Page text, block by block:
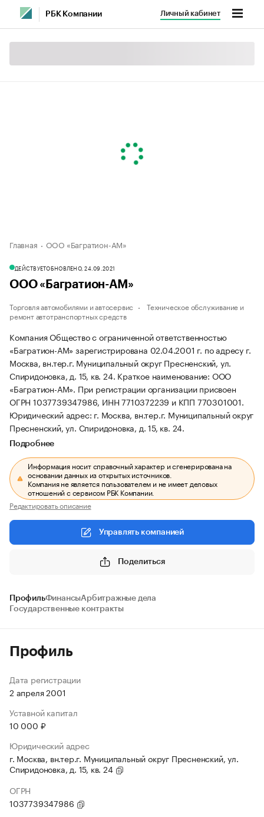
РБК Компании Личный кабинет
Главная ООО «Багратион-АМ»
ДЕЙСТВУЕТОБНОВЛЕНО, 24.09.2021
ООО «Багратион-АМ»
Торговля автомобилями и автосервис
Техническое обслуживание и
ремонт автотранспортных средств
Компания Общество с ограниченной ответственностью
«Багратион-АМ» зарегистрирована 02.04.2001 г. по адресу г.
Москва, вн.тер.г. Муниципальный округ Пресненский, ул.
Спиридоновка, д. 15, кв. 24. Краткое наименование: ООО
«Багратион-АМ». При регистрации организации присвоен
ОГРН 1037739347986, ИНН 7710372239 и КПП 770301001.
Юридический адрес: г. Москва, вн.тер.г. Муниципальный округ
Пресненский, ул. Спиридоновка, д. 15, кв. 24.
Подробнее
Информация носит справочный характер и сгенерирована на
основании данных из открытых источников.
Компания не является пользователем и не имеет деловых
отношений с сервисом РБК Компании.
Редактировать описание
Управлять компанией
Поделиться
ПрофильФинансыАрбитражные дела
Государственные контракты
Профиль
Дата регистрации
2 апреля 2001
Уставной капитал
10 000 ₽
Юридический адрес
г. Москва, вн.тер.г. Муниципальный округ Пресненский, ул.
Спиридоновка, д. 15, кв. 24
ОГРН
1037739347986